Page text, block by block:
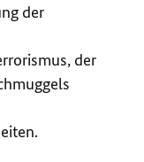
der
der